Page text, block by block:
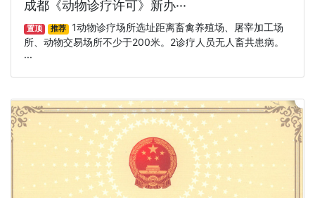
成都《动物诊疗许可》新办···
置顶 推荐
1动物诊疗场所选址距离畜禽养殖场、屠宰加工场
所、动物交易场所不少于200米。2诊疗人员无人畜共患病。
···